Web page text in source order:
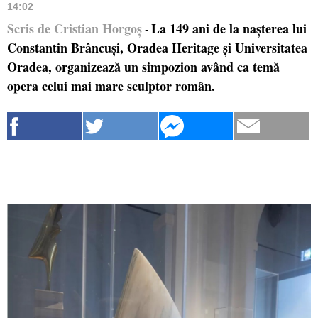
14:02
Scris de Cristian Horgoș - La 149 ani de la nașterea lui
Constantin Brâncuși, Oradea Heritage și Universitatea
Oradea, organizează un simpozion având ca temă
opera celui mai mare sculptor român.